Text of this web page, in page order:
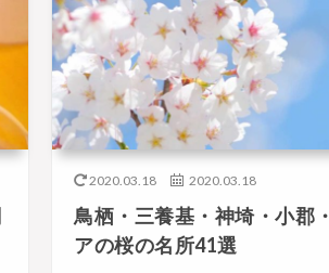
2020.03.18 2020.03.18
鳥栖・三養基・神埼・小郡
アの桜の名所41選